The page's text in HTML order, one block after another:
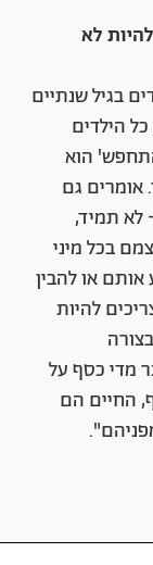
לא
בגיל שנתיים
הילדים
הוא
אומרים גם
לא תמיד,
בכל מיני
או להבין
להיות
מדי כסף על
החיים הם